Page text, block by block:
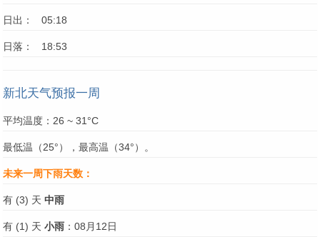
日出： 05:18
日落： 18:53
新北天气预报一周
平均温度：26 ~ 31°C
最低温（25°），最高温（34°）。
未来一周下雨天数：
有 (3) 天 中雨
有 (1) 天 小雨 ：08月12日